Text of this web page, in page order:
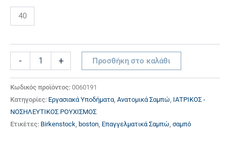
40
- + Προσθήκη στο καλάθι
Κωδικός προϊόντος: 0060191
Κατηγορίες: Eργασιακά Υποδήματα, Ανατομικά Σαμπώ, ΙΑΤΡΙΚΟΣ -
ΝΟΣΗΛΕΥΤΙΚΟΣ ΡΟΥΧΙΣΜΟΣ
Ετικέτες: Birkenstock, boston, Επαγγελματικά Σαμπώ, σαμπό